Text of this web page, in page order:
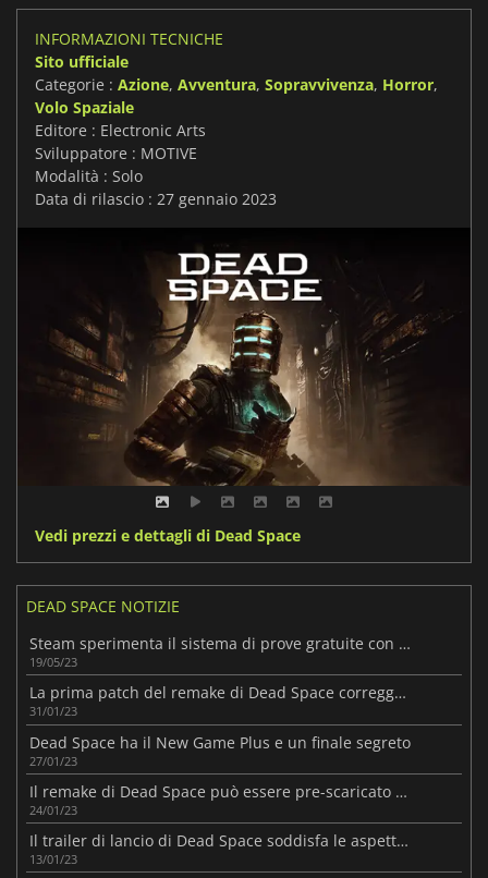
INFORMAZIONI TECNICHE
Sito ufficiale
Categorie : Azione, Avventura, Sopravvivenza, Horror,
Volo Spaziale
Editore : Electronic Arts
Sviluppatore : MOTIVE
Modalità : Solo
Data di rilascio : 27 gennaio 2023
Vedi prezzi e dettagli di Dead Space
DEAD SPACE NOTIZIE
Steam sperimenta il sistema di prove gratuite con Dead Space
19/05/23
La prima patch del remake di Dead Space corregge il VRS!
31/01/23
Dead Space ha il New Game Plus e un finale segreto
27/01/23
Il remake di Dead Space può essere pre-scaricato da domani
24/01/23
Il trailer di lancio di Dead Space soddisfa le aspettative!
13/01/23